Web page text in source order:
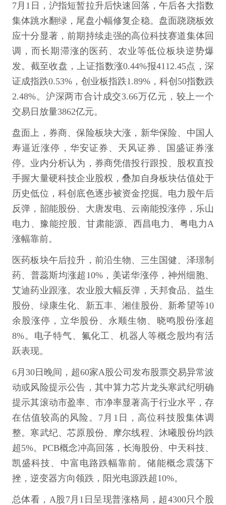
7月1日，沪指短暂拉升后快速回落，午后各大指数
集体跳水翻绿，尾盘小幅修复企稳。盘面跷跷板效
应十分显著，前期持续走强的高位科技赛道集体回
调，而长期滞涨的医药、农业等低位板块逆势爆
发。截至收盘，上证指数涨0.44%报4112.45点，深
证成指跌0.53%，创业板指跌1.89%，科创50指数跌
2.48%。沪深两市合计成交3.66万亿元，较上一个
交易日放量3862亿元。
盘面上，券商、保险板块大涨，新华保险、中国人
寿逼近涨停，华安证券、天风证券、国盛证券涨
停。业内分析认为，券商凭借投行跟投、股权直投
手握大量硬科技企业股权，叠加自身板块估值处于
历史低位，科创底色逐步被资金挖掘。电力股午后
反弹，韶能股份、大唐发电、云南能投涨停，乐山
电力、豫能控股、甘肃能源、西昌电力、粤电力A
涨幅靠前。
医药板块午后拉升，前沿生物、三生国健、泽璟制
药、普蕊斯均涨超10%，美诺华涨停，神州细胞、
艾迪药业跟涨。农业股大幅反弹，天邦食品、益生
股份、绿康生化、新五丰、湘佳股份、新希望等10
余股涨停，立华股份、永顺生物、晓鸣股份涨超
8%。电子特气、氟化工、机器人等概念股均有活
跃表现。
6月30日晚间，超60家A股公司发布股票交易异常波
动或风险提示公告，其中算力芯片龙头寒武纪明确
提示其滚动市盈率、市净率显著高于行业水平，存
在估值较高的风险。7月1日，高位科技股集体调
整。寒武纪、芯原股份、摩尔线程、沐曦股份均跌
超5%。PCB概念冲高回落，长海股份、中天科技、
凯盛科技、中富电路跌幅靠前。储能概念震荡下
挫，逆变器方向领跌，阳光电源跌超10%。
总体看，A股7月1日呈现普涨格局，超4300只个股